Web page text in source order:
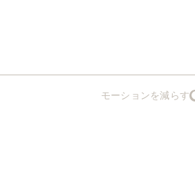
モーションを減らす